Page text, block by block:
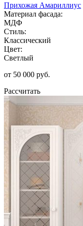
Прихожая Амариллиус
Материал фасада:
МДФ
Стиль:
Классический
Цвет:
Светлый
от 50 000 руб.
Рассчитать